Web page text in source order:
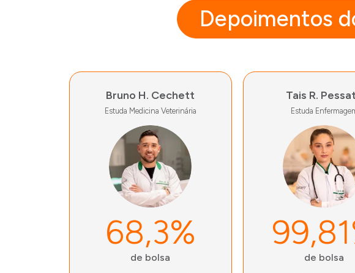
Depoimentos
Bruno H. Cechett
Estuda Medicina Veterinária
68,3%
de bolsa
Tais R.
Estuda
de bolsa